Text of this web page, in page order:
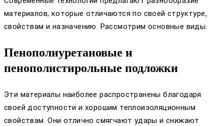
материалов, которые отличаются по своей структуре,
свойствам и назначению. Рассмотрим основные виды.
Пенополиуретановые и
пенополистирольные подложки
Эти материалы наиболее распространены благодаря
своей доступности и хорошим теплоизоляционным
свойствам. Они отлично смягчают удары и снижают